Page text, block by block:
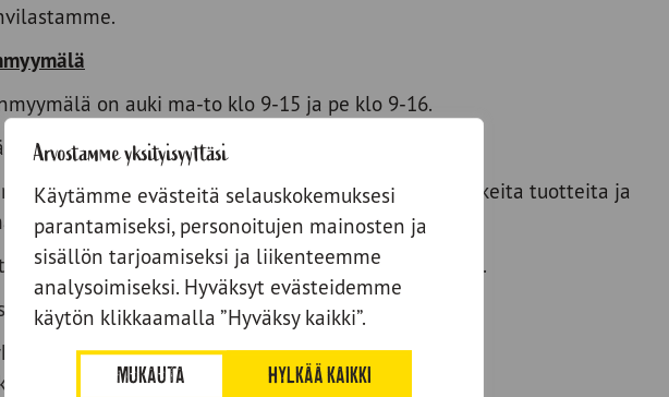
Arvostamme yksityisyyttäsi
Käytämme evästeitä selauskokemuksesi
parantamiseksi, personoitujen mainosten ja
sisällön tarjoamiseksi ja liikenteemme
analysoimiseksi. Hyväksyt evästeidemme
käytön klikkaamalla ”Hyväksy kaikki”.
MUKAUTA
HYLKÄÄ KAIKKI
on auki ma-to klo 9-15 ja pe klo 9-16.
vaihtuva lounas. Lounaslistan löydät
on vaihtuva valikoima täytettyjä leipiä sekä makeita tuotteita ja
sipsejä ja lastuja.
mutta kaikki tuotteet ainoastaan mukaan otettuna.
asioidessasi:
aikaa kahvilassa